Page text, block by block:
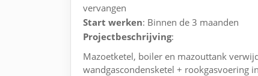
vervangen
Start werken: Binnen de 3 maanden
Projectbeschrijving:
Mazoetketel, boiler en mazouttank
wandgascondensketel + rookgasvoering